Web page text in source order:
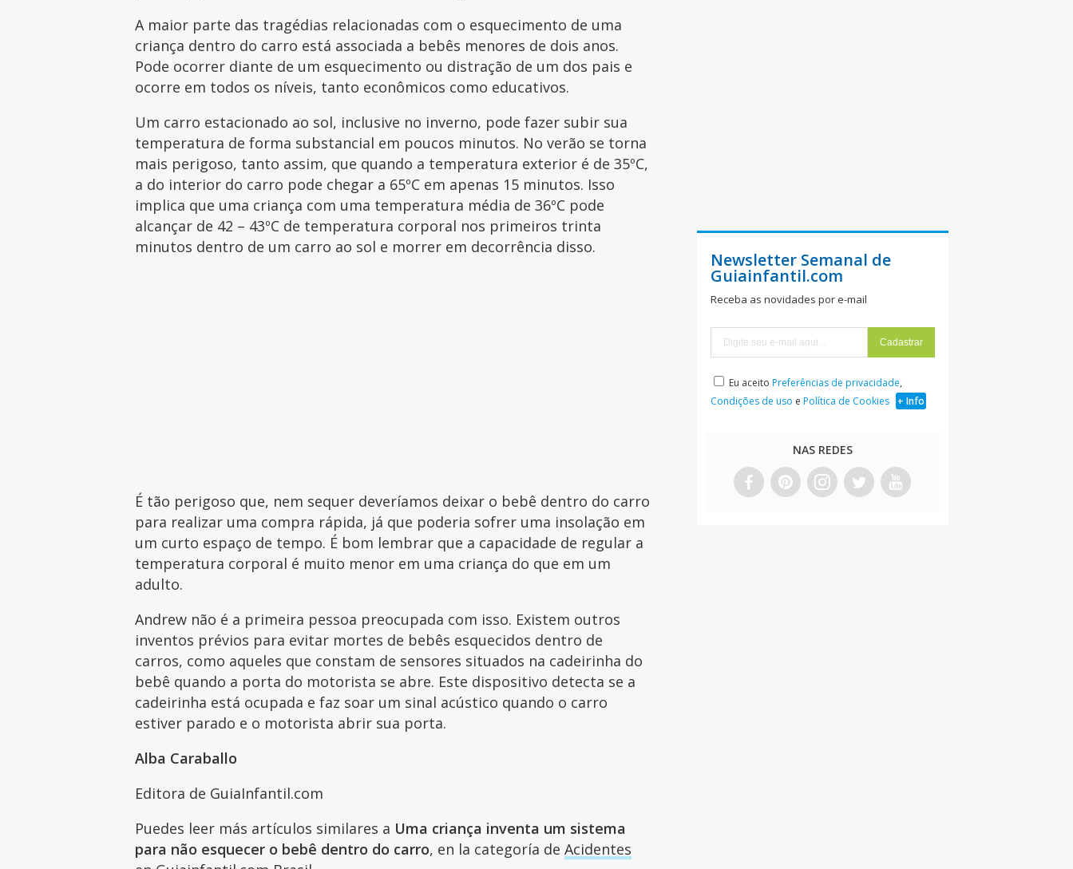
A maior parte das tragédias relacionadas com o esquecimento de uma
criança dentro do carro está associada a bebês menores de dois anos.
Pode ocorrer diante de um esquecimento ou distração de um dos pais e
ocorre em todos os níveis, tanto econômicos como educativos.
Um carro estacionado ao sol, inclusive no inverno, pode fazer subir sua
temperatura de forma substancial em poucos minutos. No verão se torna
mais perigoso, tanto assim, que quando a temperatura exterior é de 35ºC,
a do interior do carro pode chegar a 65ºC em apenas 15 minutos. Isso
implica que uma criança com uma temperatura média de 36ºC pode
alcançar de 42 – 43ºC de temperatura corporal nos primeiros trinta
minutos dentro de um carro ao sol e morrer em decorrência disso.
É tão perigoso que, nem sequer deveríamos deixar o bebê dentro do carro
para realizar uma compra rápida, já que poderia sofrer uma insolação em
um curto espaço de tempo. É bom lembrar que a capacidade de regular a
temperatura corporal é muito menor em uma criança do que em um
adulto.
Andrew não é a primeira pessoa preocupada com isso. Existem outros
inventos prévios para evitar mortes de bebês esquecidos dentro de
carros, como aqueles que constam de sensores situados na cadeirinha do
bebê quando a porta do motorista se abre. Este dispositivo detecta se a
cadeirinha está ocupada e faz soar um sinal acústico quando o carro
estiver parado e o motorista abrir sua porta.
Alba Caraballo
Editora de GuiaInfantil.com
Puedes leer más artículos similares a Uma criança inventa um sistema
para não esquecer o bebê dentro do carro, en la categoría deAcidentes
Newsletter Semanal de
Guiainfantil.com
Receba as novidades por e-mail
Eu aceito Preferências de privacidade,
Condições de uso e Política de Cookies + Info
NAS REDES